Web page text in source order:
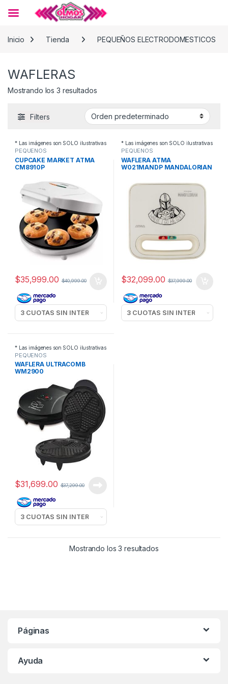
Inicio
Tienda PEQUEÑOS ELECTRODOMESTICOS
WAFLERAS
Mostrando los 3 resultados
Filters
* Las imágenes son SOLO ilustrativas
PEQUEÑOS
ELECTRODOMESTICOS ,
WAFLERAS
CUPCAKE MARKET ATMA
CM8910P
$35,999.00 $40,999.00
* Las imágenes son SOLO ilustrativas
PEQUEÑOS
ELECTRODOMESTICOS
WAFLERAS
WAFLERA ATMA
W021MANDP MANDALORIAN
$32,099.00 $37,999.00
* Las imágenes son SOLO ilustrativas
PEQUEÑOS
ELECTRODOMESTICOS,
WAFLERAS
WAFLERA ULTRACOMB
WM2900
$31,699.00 $37,299.00
Mostrando los 3 resultados
Páginas
Ayuda